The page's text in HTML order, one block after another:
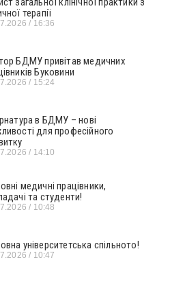
терапії
16:36
БДМУ привітав медичних
Буковини
15:24
в БДМУ – нові
для професійного
14:10
медичні працівники,
та студенти!
10:48
університетська спільното!
10:47